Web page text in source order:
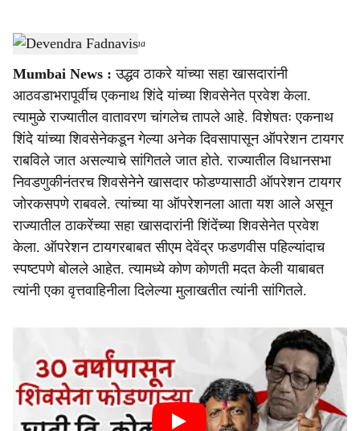
a
r
e
Devendra Fadnavis -Sarkarnama
Mumbai News : उद्धव ठाकरे यांच्या सहा खासदारांनी
आठवडाभरापूर्वीच एकनाथ शिंदे यांच्या शिवसेनेत प्रवेश केला.
त्यामुळे राज्यातील वातावरण चांगलेच तापले आहे. विशेषतः एकनाथ
शिंदे यांच्या शिवसेनेकडून गेल्या अनेक दिवसापासून ऑपरेशन टायगर
राबविले जात असल्याचे सांगितले जात होते. राज्यातील विधानसभा
निवडणुकीनंतरच शिवसेनेने खासदार फोडण्यासाठी ऑपरेशन टायगर
जोरकसपणे राबवले. त्यांच्या या ऑपरेशनला आता यश आले असून
राज्यातील ठाकरेंच्या सहा खासदारांनी शिंदेंच्या शिवसेनेत प्रवेश
केला. ऑपरेशन टायगरबाबत सीएम देवेंद्र फडणवीस पहिल्यांदाच
स्पष्टपणे बोलले आहेत. त्यामध्ये कोण कोणती मदत केली याबाबत
त्यांनी एका वृत्तवाहिनीला दिलेल्या मुलाखतीत त्यांनी सांगितले.